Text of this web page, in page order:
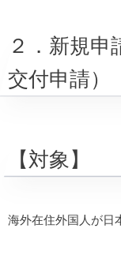
２．新規申
交付申請）
【対象】
海外在住外国人が日